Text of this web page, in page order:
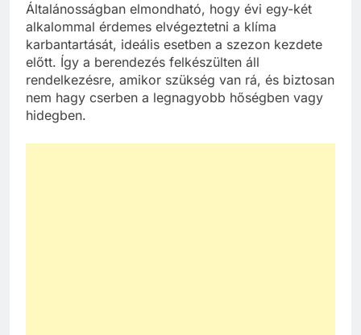
Általánosságban elmondható, hogy évi egy-két
alkalommal érdemes elvégeztetni a klíma
karbantartását, ideális esetben a szezon kezdete
előtt. Így a berendezés felkészülten áll
rendelkezésre, amikor szükség van rá, és biztosan
nem hagy cserben a legnagyobb hőségben vagy
hidegben.